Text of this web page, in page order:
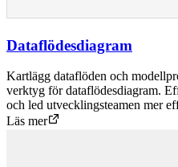
Dataflödesdiagram
Kartlägg dataflöden och
verktyg för dataflödesdiagram.
och led utvecklingsteamen mer
Läs mer